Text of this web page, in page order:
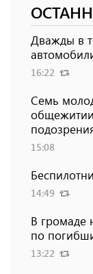
Дважды в
16:22
Семь
15:08
14:49
В громаде
по
13:22